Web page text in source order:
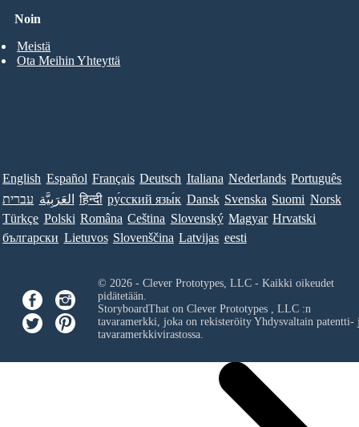
Noin
Meistä
Ota Meihin Yhteyttä
English Español Français Deutsch Italiana Nederlands Português
עברית العَرَبِيَّة हिन्दी ру́сский язы́к Dansk Svenska Suomi Norsk
Türkçe Polski Româna Ceština Slovenský Magyar Hrvatski
български Lietuvos Slovenščina Latvijas eesti
© 2026 - Clever Prototypes, LLC - Kaikki oikeudet
pidätetään.
StoryboardThat on Clever Prototypes , LLC:n
tavaramerkki, joka on rekisteröity Yhdysvaltain patentti-
tavaramerkkivirastossa.